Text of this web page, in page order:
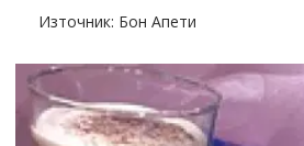
Източник: Бон Апети